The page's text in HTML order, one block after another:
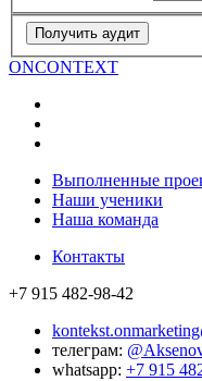
Получить аудит
ONCONTEXT
Выполненные
Наши ученики
Наша команда
Контакты
+7 915 482-98-42
телеграм:
whatsapp: +7 915